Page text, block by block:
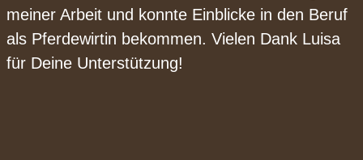
meiner Arbeit und konnte Einblicke in den Beruf
als Pferdewirtin bekommen. Vielen Dank Luisa
für Deine Unterstützung!